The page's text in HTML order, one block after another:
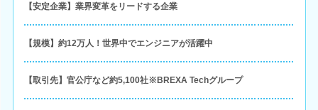
【安定企業】業界変革をリードする企業
【規模】約12万人！世界中でエンジニアが活躍中
【取引先】官公庁など約5,100社※BREXA Techグループ